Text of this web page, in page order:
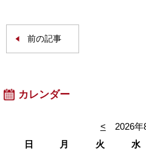
前の記事
カレンダー
< 2026年
日
月 火 水